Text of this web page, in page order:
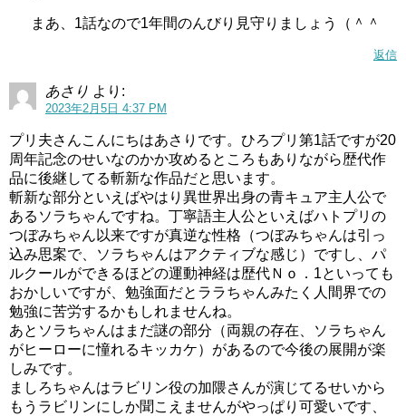
まあ、1話なので1年間のんびり見守りましょう（＾＾
返信
あさり より:
2023年2月5日 4:37 PM
プリ夫さんこんにちはあさりです。ひろプリ第1話ですが20
周年記念のせいなのかか攻めるところもありながら歴代作
品に後継してる斬新な作品だと思います。
斬新な部分といえばやはり異世界出身の青キュア主人公で
あるソラちゃんですね。丁寧語主人公といえばハトプリの
つぼみちゃん以来ですが真逆な性格（つぼみちゃんは引っ
込み思案で、ソラちゃんはアクティブな感じ）ですし、パ
ルクールができるほどの運動神経は歴代Ｎｏ．1といっても
おかしいですが、勉強面だとララちゃんみたく人間界での
勉強に苦労するかもしれませんね。
あとソラちゃんはまだ謎の部分（両親の存在、ソラちゃん
がヒーローに憧れるキッカケ）があるので今後の展開が楽
しみです。
ましろちゃんはラビリン役の加隈さんが演じてるせいから
もうラビリンにしか聞こえませんがやっぱり可愛いです、